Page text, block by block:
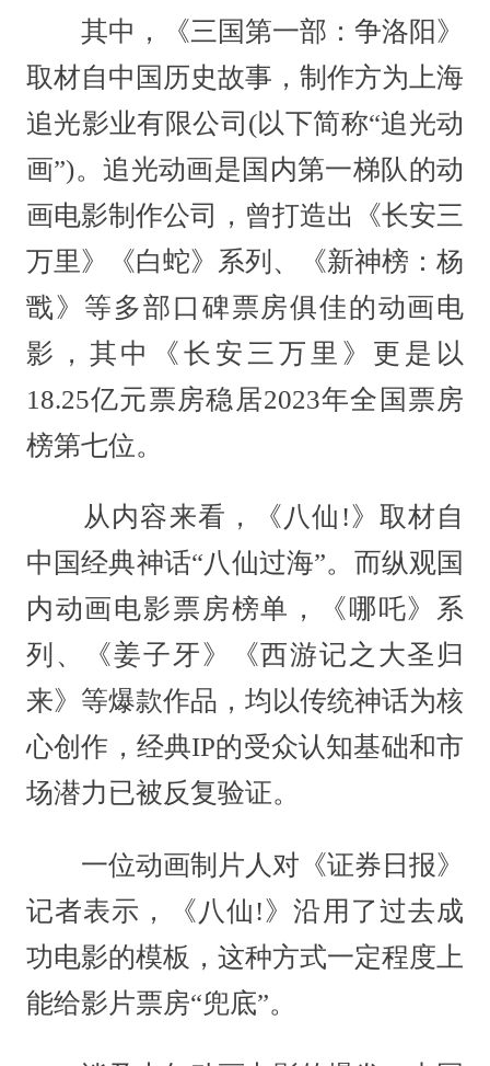
其中，《三国第一部：争洛阳》
取材自中国历史故事，制作方为上海
追光影业有限公司(以下简称“追光动
画”)。追光动画是国内第一梯队的动
画电影制作公司，曾打造出《长安三
万里》《白蛇》系列、《新神榜：杨
戬》等多部口碑票房俱佳的动画电
影，其中《长安三万里》更是以
18.25亿元票房稳居2023年全国票房
榜第七位。
从内容来看，《八仙!》取材自
中国经典神话“八仙过海”。而纵观国
内动画电影票房榜单，《哪吒》系
列、《姜子牙》《西游记之大圣归
来》等爆款作品，均以传统神话为核
心创作，经典IP的受众认知基础和市
场潜力已被反复验证。
一位动画制片人对《证券日报》
记者表示，《八仙!》沿用了过去成
功电影的模板，这种方式一定程度上
能给影片票房“兜底”。